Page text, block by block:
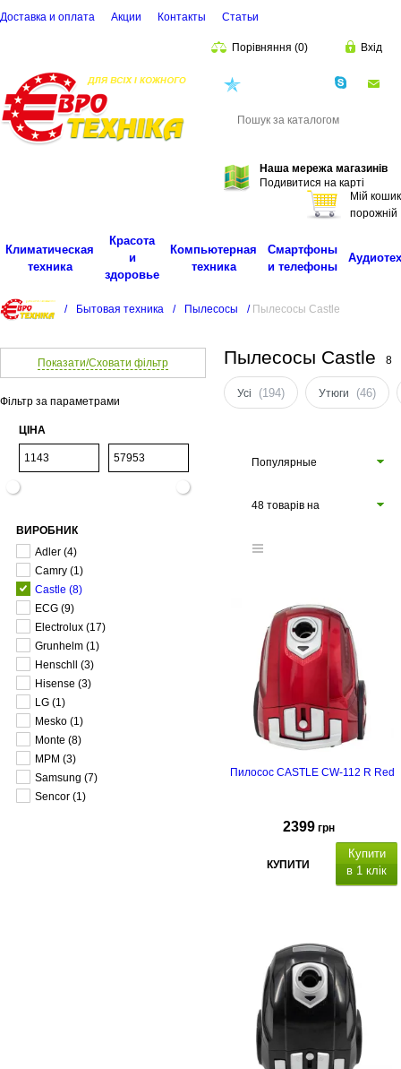
Доставка и оплата Акции Контакты Cтатьи
Порівняння (0) Вхід
Наша мережа магазинів
Подивитися на карті
Мій кошик
порожній
Климатическая
техника
Красота
и
здоровье
Компьютерная
техника
Смартфоны
и телефоны
/ Бытовая техника / Пылесосы / Пылесосы Castle
Показати/Сховати фільтр
Фільтр за параметрами
ЦІНА
ВИРОБНИК
Adler (4)
Camry (1)
Castle (8)
ECG (9)
Electrolux (17)
Grunhelm (1)
Henschll
(3)
Hisense (3)
LG (1)
Mesko (1)
Monte (8)
MPM (3)
Samsung (7)
Senсor (1)
Пылесосы Castle 8
Усі (194) Утюги (46)
Популярные
48 товарів на
Пилосос CASTLE CW-112 R Red
2399 грн
КУПИТИ
Купити
в 1 клік